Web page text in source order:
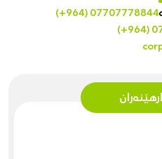
(+964) 07707778844
(+964)